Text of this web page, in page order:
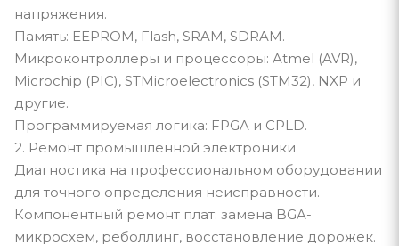
напряжения.
Память: EEPROM, Flash, SRAM, SDRAM.
Микроконтроллеры и процессоры: Atmel (AVR),
Microchip (PIC), STMicroelectronics (STM32), NXP и
другие.
Программируемая логика: FPGA и CPLD.
2. Ремонт промышленной электроники
Диагностика на профессиональном оборудовании
для точного определения неисправности.
Компонентный ремонт плат: замена BGA-
микросхем, реболлинг, восстановление дорожек.